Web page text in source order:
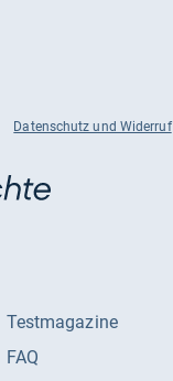
Datenschutz und Widerruf
Testmagazine
FAQ